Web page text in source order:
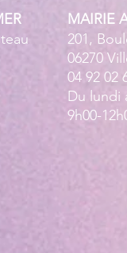
MAIRIE
201,
06270
04 92 02
Du lundi
9h00-